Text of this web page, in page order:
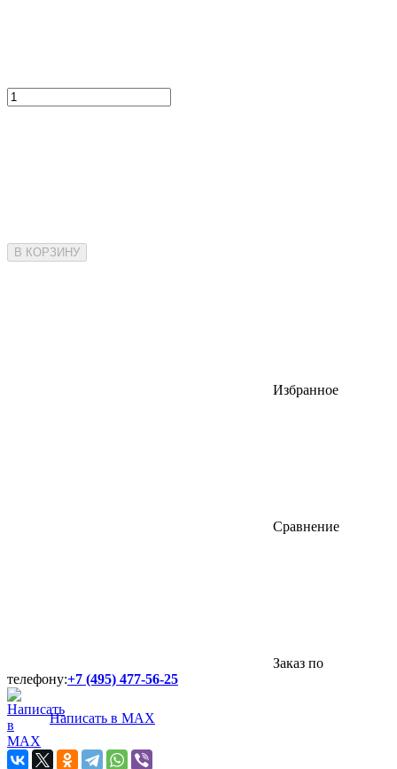
В КОРЗИНУ
Избранное
Сравнение
Заказ по
телефону:+7 (495) 477-56-25
Написать в MAX